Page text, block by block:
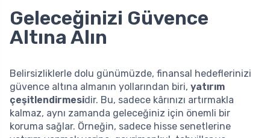
Geleceğinizi Güvence
Altına Alın
Belirsizliklerle dolu günümüzde, finansal hedeflerinizi
güvence altına almanın yollarından biri, yatırım
çeşitlendirmesidir. Bu, sadece kârınızı artırmakla
kalmaz, aynı zamanda geleceğiniz için önemli bir
koruma sağlar. Örneğin, sadece hisse senetlerine